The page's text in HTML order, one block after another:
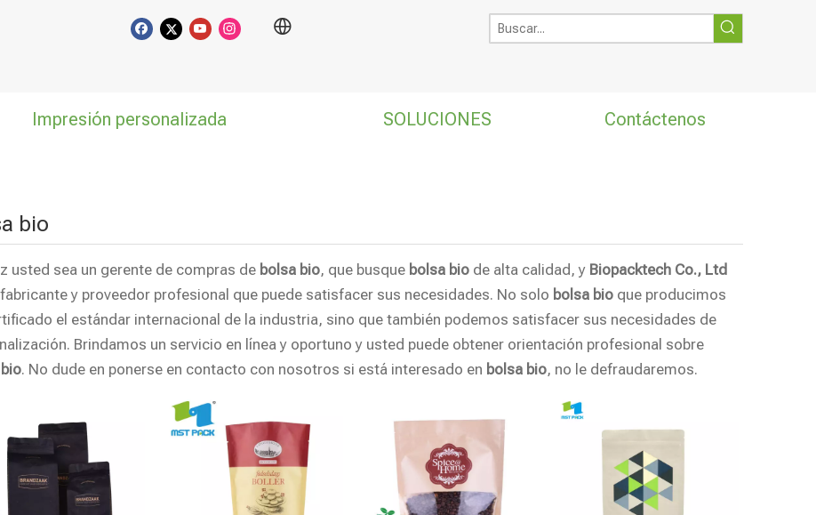
Impresión personalizada SOLUCIONES Contáctenos
bio
usted sea un gerente de compras de bolsa bio, que busque bolsa bio de alta calidad, y Biopacktech Co., Ltd
y proveedor profesional que puede satisfacer sus necesidades. No solo bolsa bio que producimos
el estándar internacional de la industria, sino que también podemos satisfacer sus necesidades de
Brindamos un servicio en línea y oportuno y usted puede obtener orientación profesional sobre
. No dude en ponerse en contacto con nosotros si está interesado en bolsa bio, no le defraudaremos.